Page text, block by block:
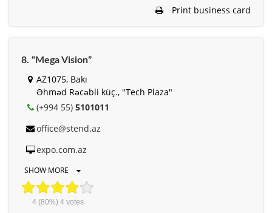
Print business card
8. “Mega Vision”
AZ1075, Bakı
Əhməd Rəcəbli küç., "Tech Plaza"
(+994 55) 5101011
office@stend.az
expo.com.az
SHOW MORE
4(80%) 4votes